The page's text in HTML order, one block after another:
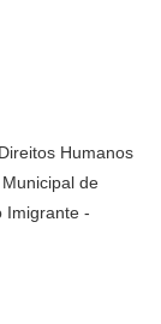
Humanos
de
Imigrante -